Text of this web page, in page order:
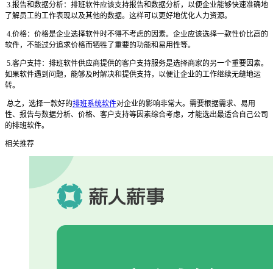
3.报告和数据分析：排班软件应该支持报告和数据分析，以便企业能够快速准确地
了解员工的工作表现以及其他的数据。这样可以更好地优化人力资源。
4.价格：价格是企业选择软件时不得不考虑的因素。企业应该选择一款性价比高的
软件，不能过分追求价格而牺牲了重要的功能和易用性等。
5.客户支持：排班软件供应商提供的客户支持服务是选择商家的另一个重要因素。
如果软件遇到问题，能够及时解决和提供支持，以便让企业的工作继续无缝地运
转。
总之，选择一款好的排班系统软件对企业的影响非常大。需要根据需求、易用
性、报告与数据分析、价格、客户支持等因素综合考虑，才能选出最适合自己公司
的排班软件。
相关推荐